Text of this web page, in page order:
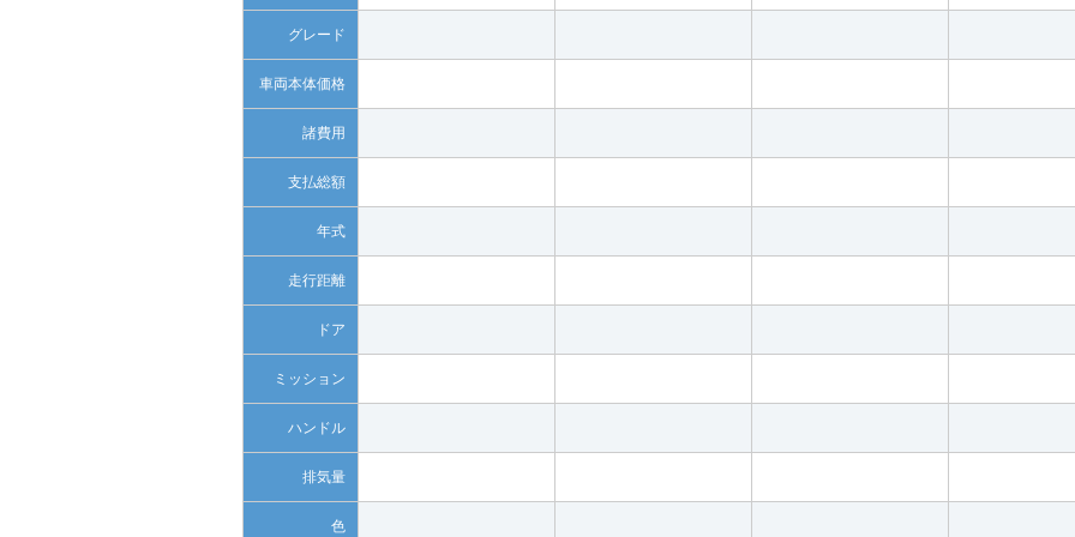
グレード
車両本体価格
諸費用
支払総額
年式
走行距離
ドア
ミッション
ハンドル
排気量
色